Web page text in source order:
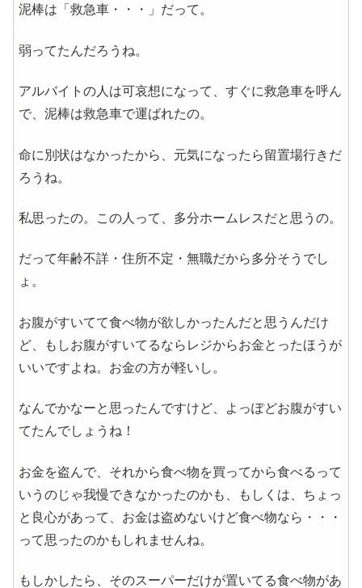
泥棒は「救急車・・・」だって。
弱ってたんだろうね。
アルバイトの人は可哀想になって、すぐに救急車を呼ん
で、泥棒は救急車で運ばれたの。
命に別状はなかったから、元気になったら留置場行きだ
ろうね。
私思ったの。この人って、多分ホームレスだと思うの。
だって年齢不詳・住所不定・無職だから多分そうでし
ょ。
お腹がすいてて食べ物が欲しかったんだと思うんだけ
ど、もしお腹がすいてるならレジからお金とったほうが
いいですよね。お金の方が軽いし。
なんでかなーと思ったんですけど、よっぽどお腹がすい
てたんでしょうね！
お金を盗んで、それから食べ物を買ってから食べるって
いうのじゃ我慢できなかったのかも、もしくは、ちょっ
と良心があって、お金は盗めないけど食べ物なら・・・
って思ったのかもしれませんね。
もしかしたら、そのスーパーだけが置いてる食べ物があ